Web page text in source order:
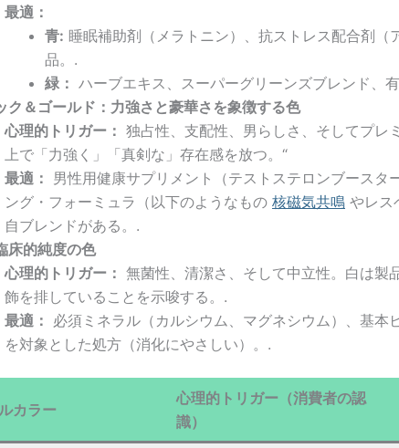
最適：
青: 睡眠補助剤（メラトニン）、抗ストレス配合剤（
品。.
緑： ハーブエキス、スーパーグリーンズブレンド、
ク＆ゴールド：力強さと豪華さを象徴する色
心理的トリガー： 独占性、支配性、男らしさ、そしてプレ
上で「力強く」「真剣な」存在感を放つ。“
最適： 男性用健康サプリメント（テストステロンブースタ
ング・フォーミュラ（以下のようなもの 核磁気共鳴 やレス
自ブレンドがある。.
床的純度の色
心理的トリガー： 無菌性、清潔さ、そして中立性。白は製
飾を排していることを示唆する。.
最適： 必須ミネラル（カルシウム、マグネシウム）、基本
を対象とした処方（消化にやさしい）。.
カラー
心理的トリガー（消費者の認
識）